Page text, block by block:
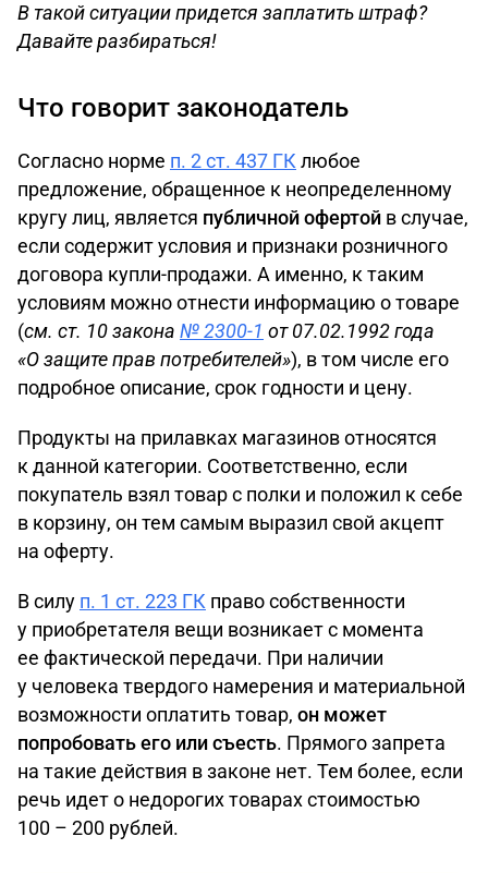
В такой ситуации придется заплатить штраф?
Давайте разбираться!
Что говорит законодатель
Согласно норме п. 2 ст. 437 ГК любое
предложение, обращенное к неопределенному
кругу лиц, является публичной офертой в случае,
если содержит условия и признаки розничного
договора купли-продажи. А именно, к таким
условиям можно отнести информацию о товаре
(см. ст. 10 закона № 2300-1 от 07.02.1992 года
«О защите прав потребителей»), в том числе его
подробное описание, срок годности и цену.
Продукты на прилавках магазинов относятся
к данной категории. Соответственно, если
покупатель взял товар с полки и положил к себе
в корзину, он тем самым выразил свой акцепт
на оферту.
В силу п. 1 ст. 223 ГК право собственности
у приобретателя вещи возникает с момента
ее фактической передачи. При наличии
у человека твердого намерения и материальной
возможности оплатить товар, он может
попробовать его или съесть. Прямого запрета
на такие действия в законе нет. Тем более, если
речь идет о недорогих товарах стоимостью
100 – 200 рублей.